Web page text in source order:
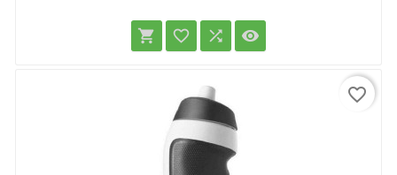
   
favorite_border